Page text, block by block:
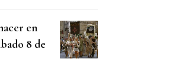
en
8 de